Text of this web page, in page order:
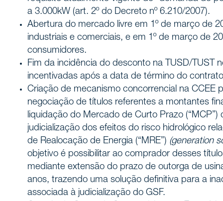
a 3.000kW (art. 2º do Decreto nº 6.210/2007).
Abertura do mercado livre em 1º de março de
industriais e comerciais, e em 1º de março de
consumidores.
Fim da incidência do desconto na TUSD/TUST
incentivadas após a data de término do
Criação de mecanismo concorrencial na CCEE
negociação de títulos referentes a montantes
liquidação do Mercado de Curto Prazo (“MCP”)
judicialização dos efeitos do risco hidrológico
de Realocação de Energia (“MRE”) (generation
objetivo é possibilitar ao comprador desses
mediante extensão do prazo de outorga de
anos, trazendo uma solução definitiva para a
associada à judicialização do GSF.